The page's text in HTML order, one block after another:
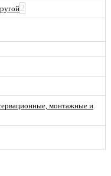
2
монтажные и